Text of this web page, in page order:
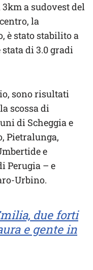
3km a sudovest del
la
è stato stabilito a
di 3.0 gradi
sono risultati
scossa di
di Scheggia e
Pietralunga,
e
Perugia – e
Urbino.
due forti
e gente in